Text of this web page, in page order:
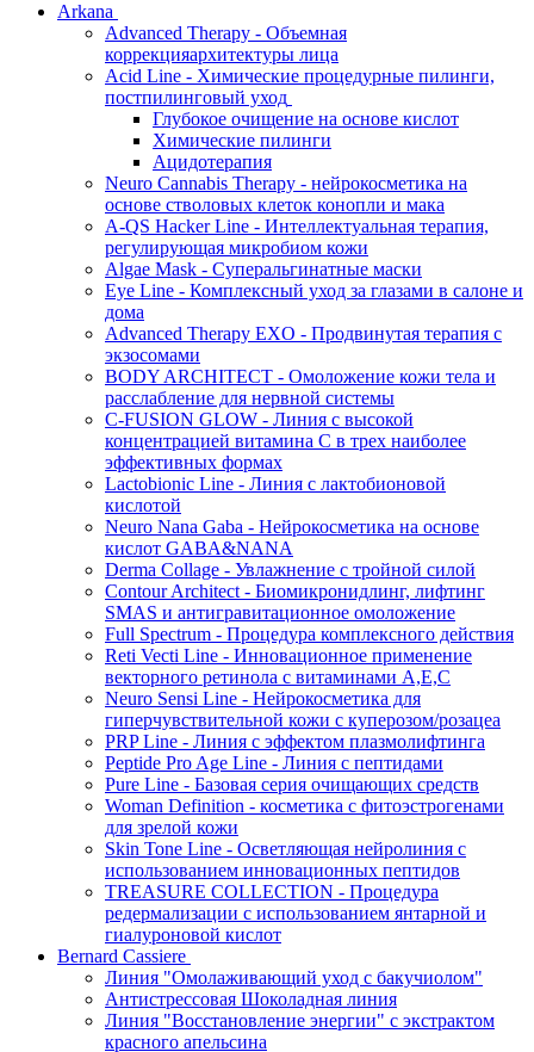
Arkana
Advanced Therapy - Объемная
коррекцияархитектуры лица
Acid Line - Химические процедурные пилинги,
постпилинговый уход
Глубокое очищение на основе кислот
Химические пилинги
Ацидотерапия
Neuro Cannabis Therapy - нейрокосметика на
основе стволовых клеток конопли и мака
A-QS Hacker Line - Интеллектуальная терапия,
регулирующая микробиом кожи
Algae Mask - Суперальгинатные маски
Eye Line - Комплексный уход за глазами в салоне и
дома
Advanced Therapy EXO - Продвинутая терапия с
экзосомами
BODY ARCHITECT - Омоложение кожи тела и
расслабление для нервной системы
C-FUSION GLOW - Линия с высокой
концентрацией витамина C в трех наиболее
эффективных формах
Lactobionic Line - Линия с лактобионовой
кислотой
Neuro Nana Gaba - Нейрокосметика на основе
кислот GABA&NANA
Derma Collage - Увлажнение с тройной силой
Contour Architect - Биомикронидлинг, лифтинг
SMAS и антигравитационное омоложение
Full Spectrum - Процедура комплексного действия
Reti Vecti Line - Инновационное применение
векторного ретинола с витаминами A,Е,С
Neuro Sensi Line - Нейрокосметика для
гиперчувствительной кожи с куперозом/розацеа
PRP Line - Линия с эффектом плазмолифтинга
Peptide Pro Age Line - Линия с пептидами
Pure Line - Базовая серия очищающих средств
Woman Definition - косметика с фитоэстрогенами
для зрелой кожи
Skin Tone Line - Осветляющая нейролиния с
использованием инновационных пептидов
TREASURE COLLECTION - Процедура
редермализации с использованием янтарной и
гиалуроновой кислот
Bernard Cassiere
Линия "Омолаживающий уход с бакучиолом"
Антистрессовая Шоколадная линия
Линия "Восстановление энергии" с экстрактом
красного апельсина